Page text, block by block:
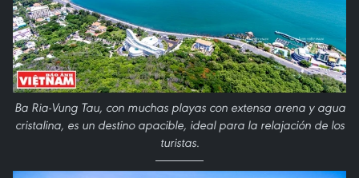
Ba Ria-Vung Tau, con muchas playas con extensa arena y agua
cristalina, es un destino apacible, ideal para la relajación de los
turistas.